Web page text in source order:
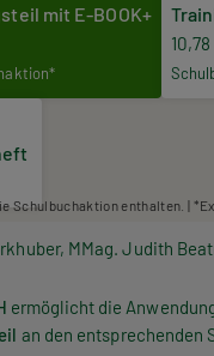
mit E-BOOK+
Schulbuchaktion enthalten. |
MMag. Judith
ermöglicht die
an den entsprechenden